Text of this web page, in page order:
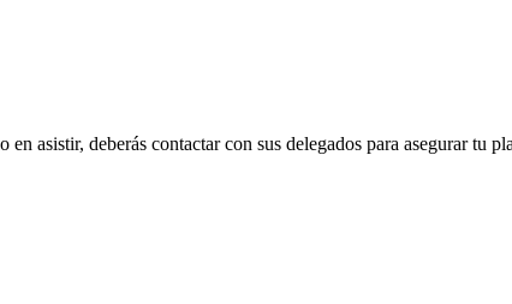
asistir, deberás contactar con sus delegados para asegurar tu